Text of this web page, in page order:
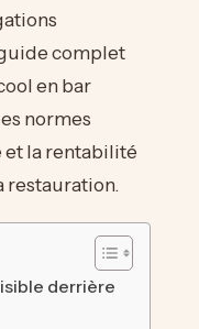
complet
en bar
normes
et la rentabilité
restauration.
derrière